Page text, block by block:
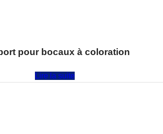
pour bocaux à coloration
Lire la suite